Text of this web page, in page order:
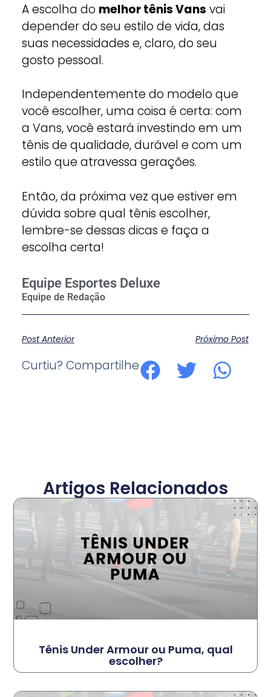
A escolha do melhor tênis Vans vai
depender do seu estilo de vida, das
suas necessidades e, claro, do seu
gosto pessoal.
Independentemente do modelo que
você escolher, uma coisa é certa: com
a Vans, você estará investindo em um
tênis de qualidade, durável e com um
estilo que atravessa gerações.
Então, da próxima vez que estiver em
dúvida sobre qual tênis escolher,
lembre-se dessas dicas e faça a
escolha certa!
Equipe Esportes Deluxe
Post Anterior Próximo Post
Curtiu? Compartilhe
Artigos Relacionados
Tênis Under Armour ou Puma, qual
escolher?